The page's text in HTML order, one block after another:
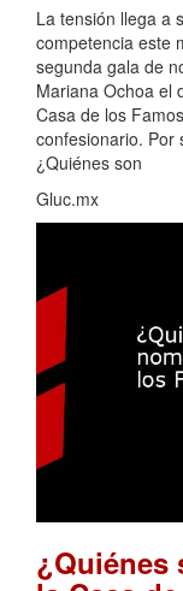
La tensión llega a
competencia este
segunda gala de
Mariana Ochoa el
Casa de los
confesionario.
¿Quiénes son
Gluc.mx
¿Quiénes